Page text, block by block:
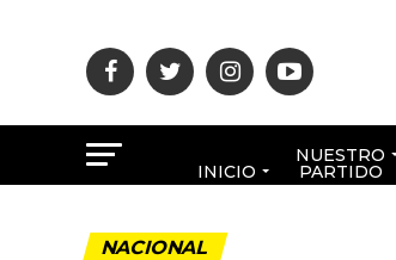
INICIO
NUESTRO
PARTIDO
NACIONAL